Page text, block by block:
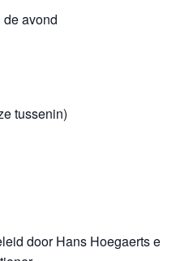
avond
tussenin)
door Hans Hoegaerts en